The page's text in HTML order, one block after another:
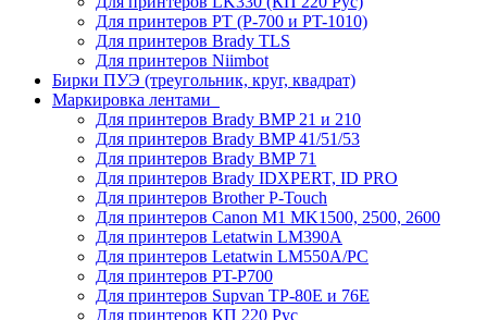
Для принтеров PT (P-700 и PT-1010)
Для принтеров Brady TLS
Для принтеров Niimbot
Бирки ПУЭ (треугольник, круг, квадрат)
Маркировка лентами
Для принтеров Brady BMP 21 и 210
Для принтеров Brady BMP 41/51/53
Для принтеров Brady BMP 71
Для принтеров Brady IDXPERT, ID PRO
Для принтеров Brother P-Touch
Для принтеров Canon M1 MK1500, 2500, 2600
Для принтеров Letatwin LM390A
Для принтеров Letatwin LM550A/PC
Для принтеров PT-P700
Для принтеров Supvan TP-80E и 76E
Для принтеров КП 220 Рус